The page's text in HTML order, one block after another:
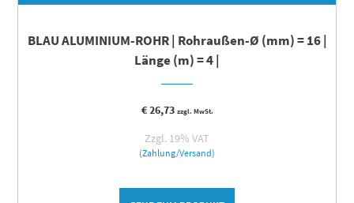
BLAU ALUMINIUM-ROHR | Rohraußen-Ø (mm) = 16 |
Länge (m) = 4 |
€26,73 zzgl. MwSt.
Zzgl. 19% VAT
(Zahlung/Versand)